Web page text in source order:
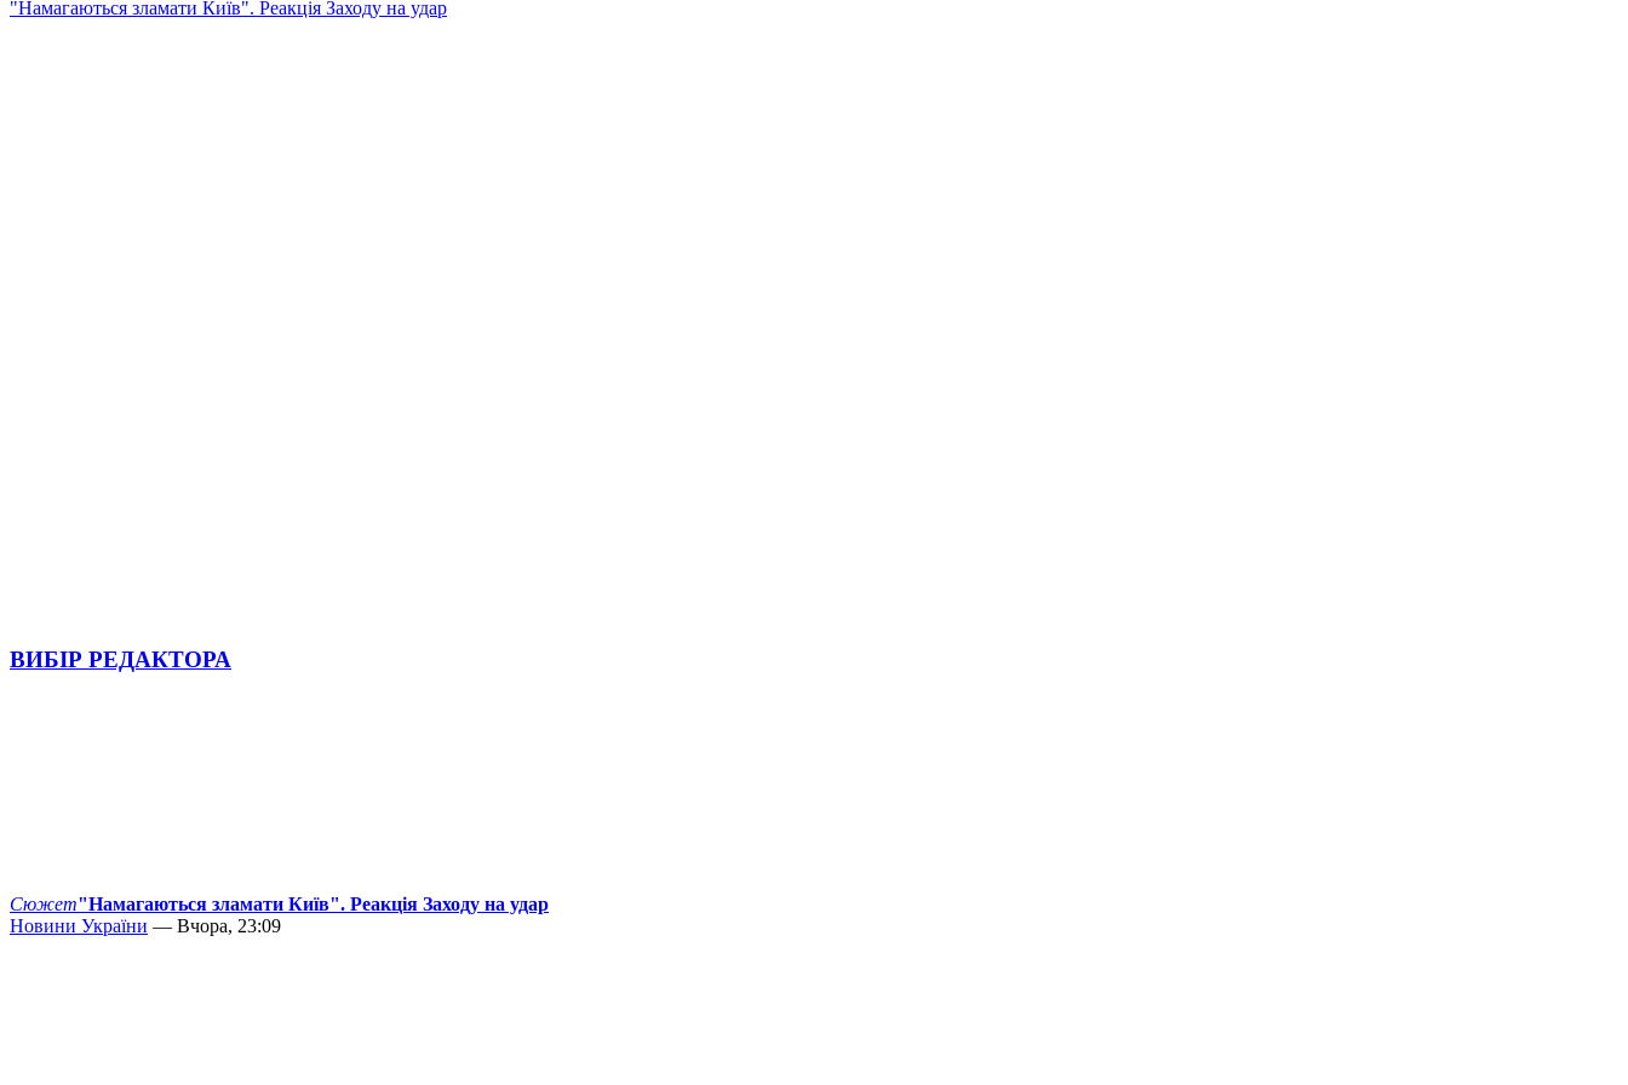
"Намагаються зламати Київ". Реакція Заходу на удар
ВИБІР РЕДАКТОРА
Сюжет"Намагаються зламати Київ". Реакція Заходу на удар
Новини України — Вчора, 23:09